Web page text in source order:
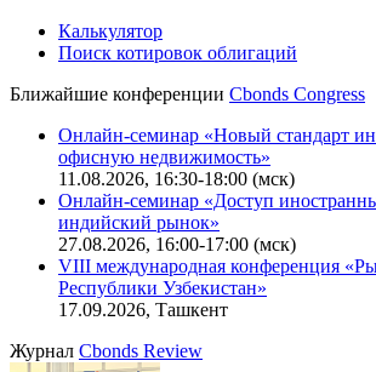
IT-аккредитация
Поиск котировок облигаций
Ближайшие конференцииCbonds Congress
Онлайн-семинар «Новый стандарт
офисную недвижимость»
11.08.2026, 16:30-18:00 (мск)
Онлайн-семинар «Доступ
индийский рынок»
VIII международная конференция